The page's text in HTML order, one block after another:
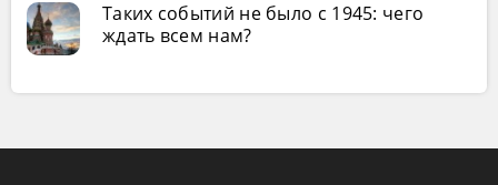
Таких событий не было с 1945: чего
ждать всем нам?